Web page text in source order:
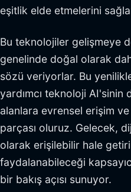
eşitlik elde etmelerini
Bu teknolojiler gelişmeye
genelinde doğal olarak
sözü veriyorlar. Bu
yardımcı teknoloji
alanlara evrensel erişim ve
parçası oluruz. Gelecek,
olarak erişilebilir hale
faydalanabileceği
bir bakış açısı sunuyor.